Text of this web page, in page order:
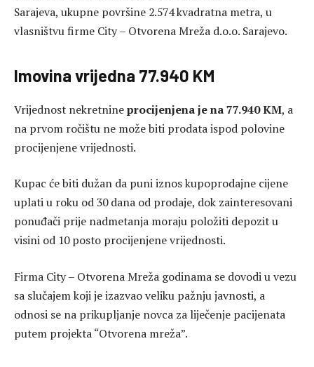
Sarajeva, ukupne površine 2.574 kvadratna metra, u
vlasništvu firme City – Otvorena Mreža d.o.o. Sarajevo.
Imovina vrijedna 77.940 KM
Vrijednost nekretnineprocijenjena je na 77.940 KM, a
na prvom ročištu ne može biti prodata ispod polovine
procijenjene vrijednosti.
Kupac će biti dužan da puni iznos kupoprodajne cijene
uplati u roku od 30 dana od prodaje, dok zainteresovani
ponuđači prije nadmetanja moraju položiti depozit u
visini od 10 posto procijenjene vrijednosti.
Firma City – Otvorena Mreža godinama se dovodi u vezu
sa slučajem koji je izazvao veliku pažnju javnosti, a
odnosi se na prikupljanje novca za liječenje pacijenata
putem projekta “Otvorena mreža”.